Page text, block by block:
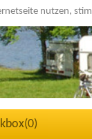
nutzen,
0)